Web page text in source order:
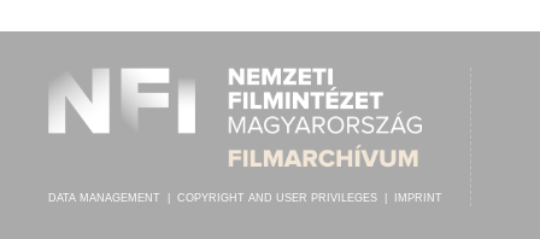
DATA MANAGEMENT COPYRIGHT AND USER PRIVILEGES IMPRINT